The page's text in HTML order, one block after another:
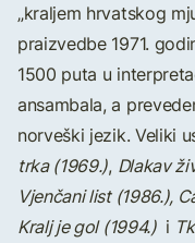
„kraljem hrvatskog
praizvedbe 1971.
1500 puta u
ansambala, a
norveški jezik. Veliki
trka(1969.), Dlakav
Vjenčani list (1986.),
Kralj je gol (1994.) i